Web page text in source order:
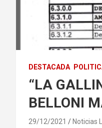
DESTACADA
“LA
BELLONI
29/12/2021 Noticias